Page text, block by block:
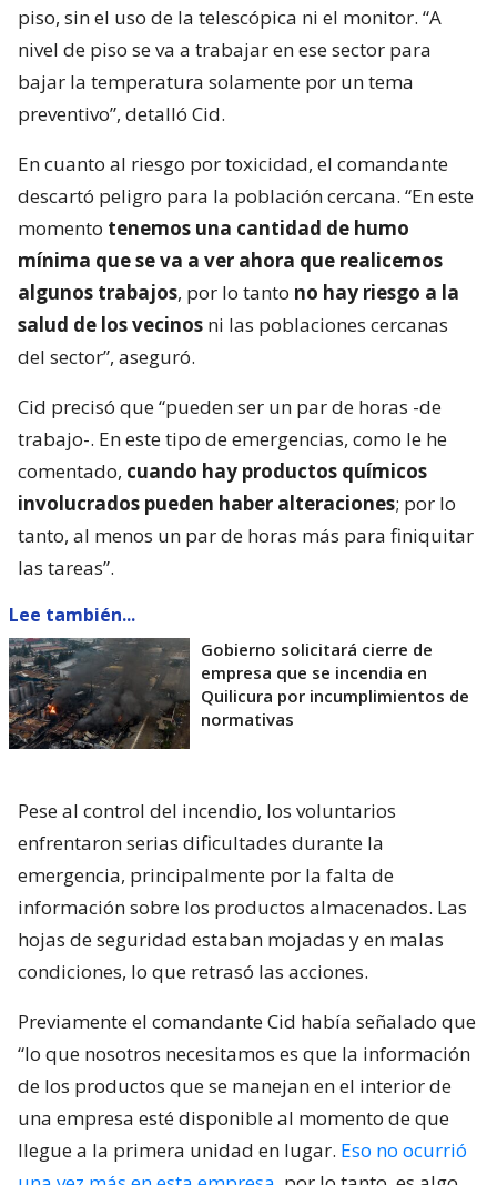
piso, sin el uso de la telescópica ni el monitor. “A
nivel de piso se va a trabajar en ese sector para
bajar la temperatura solamente por un tema
preventivo”, detalló Cid.
En cuanto al riesgo por toxicidad, el comandante
descartó peligro para la población cercana. “En este
momento tenemos una cantidad de humo
mínima que se va a ver ahora que realicemos
algunos trabajos, por lo tanto no hay riesgo a la
salud de los vecinos ni las poblaciones cercanas
del sector”, aseguró.
Cid precisó que “pueden ser un par de horas -de
trabajo-. En este tipo de emergencias, como le he
comentado, cuando hay productos químicos
involucrados pueden haber alteraciones; por lo
tanto, al menos un par de horas más para finiquitar
las tareas”.
Lee también...
Gobierno solicitará cierre de
empresa que se incendia en
Quilicura por incumplimientos de
normativas
Pese al control del incendio, los voluntarios
enfrentaron serias dificultades durante la
emergencia, principalmente por la falta de
información sobre los productos almacenados. Las
hojas de seguridad estaban mojadas y en malas
condiciones, lo que retrasó las acciones.
Previamente el comandante Cid había señalado que
“lo que nosotros necesitamos es que la información
de los productos que se manejan en el interior de
una empresa esté disponible al momento de que
llegue a la primera unidad en lugar. Eso no ocurrió